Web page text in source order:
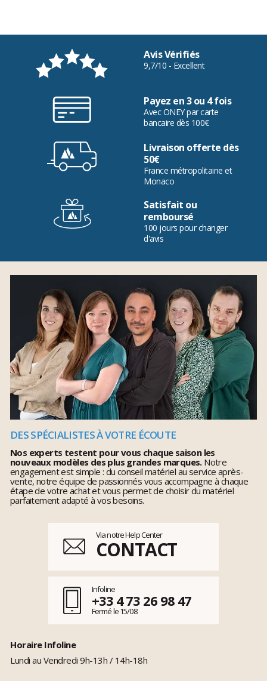
Avis Vérifiés
9,7/10 - Excellent
Payez en 3 ou 4 fois
Avec ONEY par carte
bancaire dès 100€
Livraison offerte dès
50€
France métropolitaine et
Monaco
Satisfait ou
remboursé
100 jours pour changer
d'avis
DES SPÉCIALISTES À VOTRE ÉCOUTE
Nos experts testent pour vous chaque saison les
nouveaux modèles des plus grandes marques.Notre
engagement est simple : du conseil matériel au service après-
vente, notre équipe de passionnés vous accompagne à chaque
étape de votre achat et vous permet de choisir du matériel
parfaitement adapté à vos besoins.
Via notre Help Center
CONTACT
Infoline
+33 4 73 26 98 47
Fermé le 15/08
Horaire Infoline
Lundi au Vendredi 9h-13h / 14h-18h